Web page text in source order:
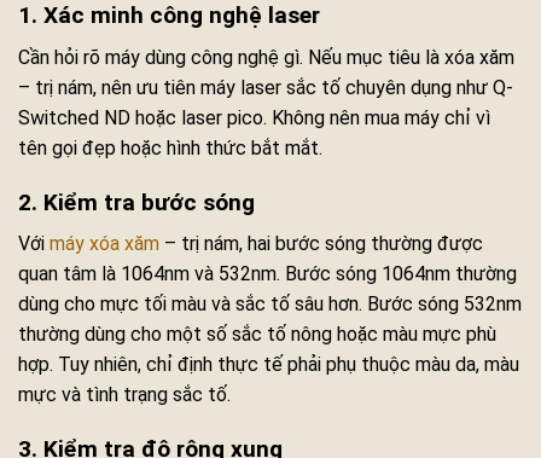
1. Xác minh công nghệ laser
Cần hỏi rõ máy dùng công nghệ gì. Nếu mục tiêu là xóa xăm
– trị nám, nên ưu tiên máy laser sắc tố chuyên dụng như Q-
Switched ND hoặc laser pico. Không nên mua máy chỉ vì
tên gọi đẹp hoặc hình thức bắt mắt.
2. Kiểm tra bước sóng
Với máy xóa xăm – trị nám, hai bước sóng thường được
quan tâm là 1064nm và 532nm. Bước sóng 1064nm thường
dùng cho mực tối màu và sắc tố sâu hơn. Bước sóng 532nm
thường dùng cho một số sắc tố nông hoặc màu mực phù
hợp. Tuy nhiên, chỉ định thực tế phải phụ thuộc màu da, màu
mực và tình trạng sắc tố.
3. Kiểm tra độ rộng xung